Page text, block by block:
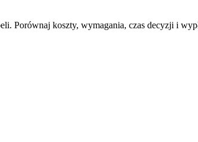
Porównaj koszty, wymagania, czas decyzji i